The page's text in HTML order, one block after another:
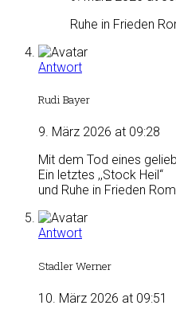
Ruhe in Frieden
Antwort
Rudi Bayer
9. März 2026 at 09:28
Mit dem Tod eines
Ein letztes ,,Stock Heil“
und Ruhe in Frieden
Antwort
Stadler Werner
10. März 2026 at 09:51